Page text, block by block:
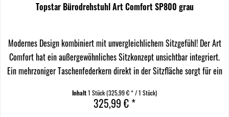
Topstar Bürodrehstuhl Art Comfort SP800 grau
Modernes Design kombiniert mit unvergleichlichem Sitzgefühl! Der Art
Comfort hat ein außergewöhnliches Sitzkonzept unsichtbar integriert.
Ein mehrzoniger Taschenfederkern direkt in der Sitzfläche sorgt für ein
Inhalt1 Stück(325,99 € * / 1 Stück)
325,99 € *